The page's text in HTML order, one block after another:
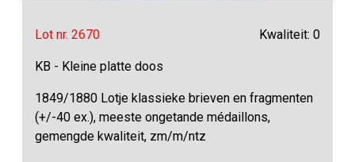
Lot nr. 2670 Kwaliteit: 0
KB - Kleine platte doos
1849/1880 Lotje klassieke brieven en fragmenten
(+/-40 ex.), meeste ongetande médaillons,
gemengde kwaliteit, zm/m/ntz